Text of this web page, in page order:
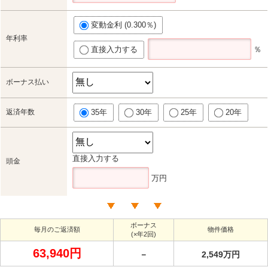
年利率
変動金利 (0.300％)
直接入力する ％
ボーナス払い
返済年数 35年 30年 25年 20年
頭金 直接入力する
万円
毎月のご返済額
ボーナス
(×年2回)
物件価格
63,940円 － 2,549万円